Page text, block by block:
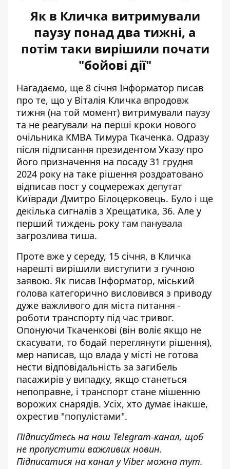
Як в Кличка витримували
паузу понад два тижні, а
потім таки вирішили почати
"бойові дії"
Нагадаємо, ще 8 січня Інформатор писав
про те, що у Віталія Кличка впродовж
тижня (на той момент) витримували паузу
та не реагували на перші кроки нового
очільника КМВА Тимура Ткаченка. Одразу
після підписання президентом Указу про
його призначення на посаду 31 грудня
2024 року на таке рішення роздратовано
відписав пост у соцмережах депутат
Київради Дмитро Білоцерковець. Було і ще
декілька сигналів з Хрещатика, 36. Але у
перший тиждень року там панувала
загрозлива тиша.
Проте вже у середу, 15 січня, в Кличка
нарешті вирішили виступити з гучною
заявою. Як писав Інформатор, міський
голова категорично висловився з приводу
дуже важливого для міста питання -
роботи транспорту під час тривог.
Опонуючи Ткаченкові (він воліє якщо не
скасувати, то бодай переглянути рішення),
мер написав, що влада у місті не готова
нести відповідальність за загибель
пасажирів у випадку, якщо станеться
непоправне, і транспорт стане мішенню
ворожих снарядів. Усіх, хто думає інакше,
охрестив "популістами".
Підписуйтесь на наш Telegram-канал, щоб
не пропустити важливих новин.
Підписатися на канал у Viber можна тут.